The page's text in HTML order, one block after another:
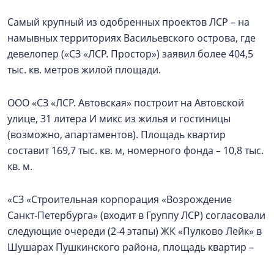
Самый крупный из одобренных проектов ЛСР – на
намывных территориях Васильевского острова, где
девелопер («СЗ «ЛСР. Простор») заявил более 404,5
тыс. кв. метров жилой площади.
ООО «СЗ «ЛСР. Автовская» построит на Автовской
улице, 31 литера И микс из жилья и гостиницы
(возможно, апартаментов). Площадь квартир
составит 169,7 тыс. кв. м, номерного фонда – 10,8 тыс.
кв. м.
«СЗ «Строительная корпорация «Возрождение
Санкт‑Петербурга» (входит в Группу ЛСР) согласовали
следующие очереди (2-4 этапы) ЖК «Пулково Лейк» в
Шушарах Пушкинского района, площадь квартир –